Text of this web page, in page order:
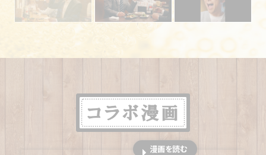
客を誘う東京・文京区の角打ち
【大阪「西海酒販」】海をイメージした店内でカモメと一
緒に一杯やる大阪の角打ち
【東京「渡商店」】大田区の町工場の景色の中で無二の
漫画を読む